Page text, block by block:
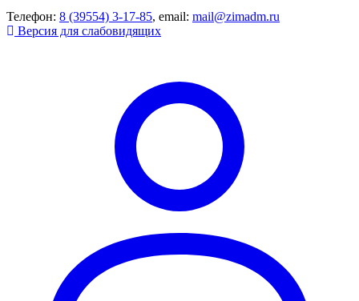
Телефон: 8 (39554) 3-17-85, email: mail@zimadm.ru
Версия для слабовидящих